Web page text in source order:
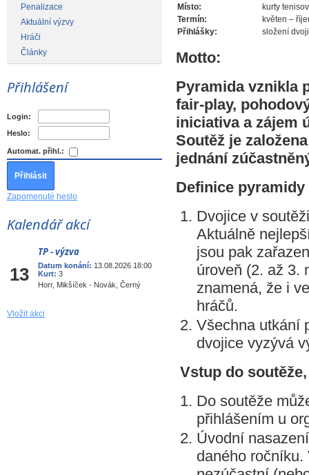
Penalizace
Aktuální výzvy
Hráči
Články
Přihlášení
Login:
Heslo:
Automat. přihl.:
Zapomenuté heslo
Kalendář akcí
13
TP - výzva
Datum konání: 13.08.2026 18:00
Kurt: 3
Horr, Mikšíček - Novák, Černý
Vložit akci
Místo:
kurty
Termín:
květen –
Přihlášky:
složení
Motto:
Pyramida vznikla
fair-play,
iniciativa a zájem
Soutěž je
jednání
Definice pyramidy
Dvojice v
Aktuálně
jsou pak
úroveň (2. až 3.
znamená, že i
hráčů.
Všechna utkání
dvojice vyzývá
Vstup do
Do soutěže
přihlášením u
Úvodní
daného